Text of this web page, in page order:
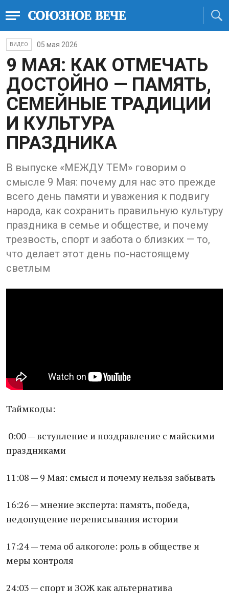
ВИДЕО 05 мая 2026
9 МАЯ: КАК ОТМЕЧАТЬ
ДОСТОЙНО — ПАМЯТЬ,
СЕМЕЙНЫЕ ТРАДИЦИИ
И КУЛЬТУРА
ПРАЗДНИКА
В выпуске «МЕЖДУ ТЕМ» говорим о
смысле 9 Мая: почему для нас это прежде
всего день памяти и уважения к подвигу
народа, как сохранить правильную культуру
праздника в семье и обществе, и почему
трезвость, спорт и забота о близких — то,
что делает этот день по-настоящему
светлым
Таймкоды:
0:00 — вступление и поздравление с майскими
праздниками
11:08 — 9 Мая: смысл и почему нельзя забывать
16:26 — мнение эксперта: память, победа,
недопущение переписывания истории
17:24 — тема об алкоголе: роль в обществе и
меры контроля
24:03 — спорт и ЗОЖ как альтернатива